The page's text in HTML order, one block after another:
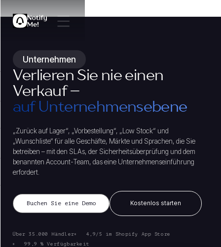
Unternehmen
Verlieren Sie nie einen
Verkauf –
auf Unternehmensebene
„Zurück auf Lager“, „Vorbestellung“, „Low Stock“ und
„Wunschliste“ für alle Geschäfte, Märkte und Sprachen, die Sie
betreiben – mit den SLAs, der Sicherheitsüberprüfung und dem
benannten Account-Team, das eine Unternehmenseinführung
erfordert.
Buchen Sie eine Demo Kostenlos starten
Über 35.000 Händler
4,9/5 im Shopify App Store
99,9 % Verfügbarkeit